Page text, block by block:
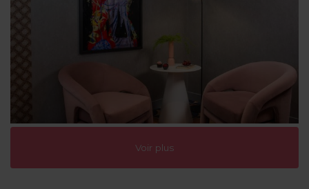
Voir plus